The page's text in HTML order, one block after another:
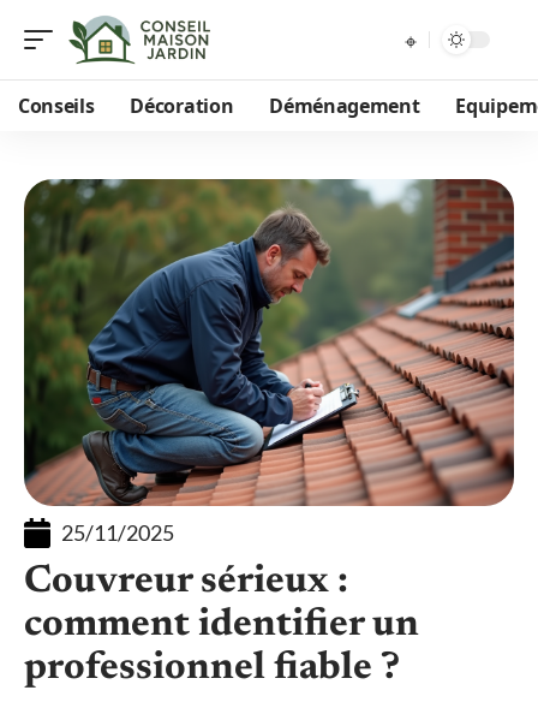
Conseils Décoration Déménagement
25/11/2025
Couvreur sérieux :
comment identifier un
professionnel fiable ?